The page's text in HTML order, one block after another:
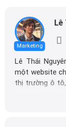
Marketing
Lê
Lê Thái
một website
thị trường ô